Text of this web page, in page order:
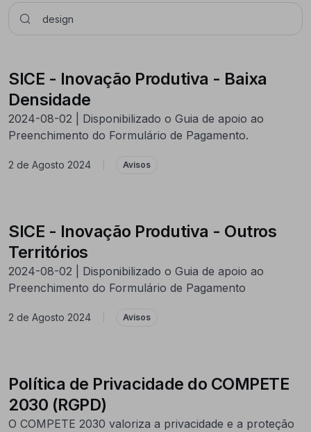
SICE - Inovação Produtiva - Baixa
Densidade
2024-08-02 | Disponibilizado o Guia de apoio ao
Preenchimento do Formulário de Pagamento.
2 de Agosto 2024 Avisos
SICE - Inovação Produtiva - Outros
Territórios
2024-08-02 | Disponibilizado o Guia de apoio ao
Preenchimento do Formulário de Pagamento
2 de Agosto 2024 Avisos
Política de Privacidade do COMPETE
2030 (RGPD)
O COMPETE 2030 valoriza a privacidade e a proteção